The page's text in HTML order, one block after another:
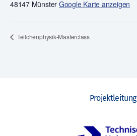
48147 Münster Google Karte anzeigen
Teilchenphysik-Masterclass
Projektleitung